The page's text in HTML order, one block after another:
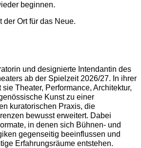
beginnen.
der Ort für das Neue.
und designierte Intendantin des
ab der Spielzeit 2026/27. In ihrer
Theater, Performance, Architektur,
Kunst zu einer
kuratorischen Praxis, die
bewusst erweitert. Dabei
in denen sich Bühnen- und
gegenseitig beeinflussen und
Erfahrungsräume entstehen.